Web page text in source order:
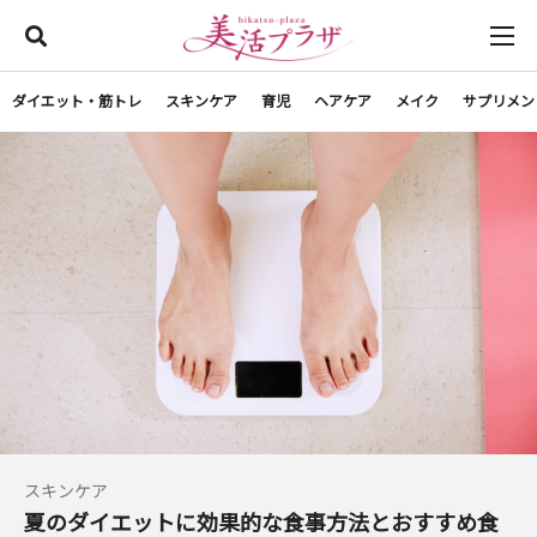
ダイエット・筋トレ スキンケア 育児 ヘアケア メイク サプリメ
スキンケア
夏のダイエットに効果的な食事方法とおすすめ食